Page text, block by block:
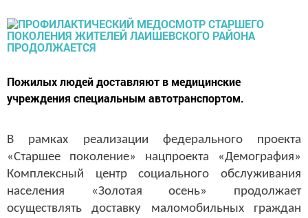
Пожилых людей доставляют в медицинские
учреждения специальным автотранспортом.
В рамках реализации федерального проекта
«Старшее поколение» нацпроекта «Демография»
Комплексный центр социального обслуживания
населения «Золотая осень» продолжает
осуществлять доставку маломобильных граждан